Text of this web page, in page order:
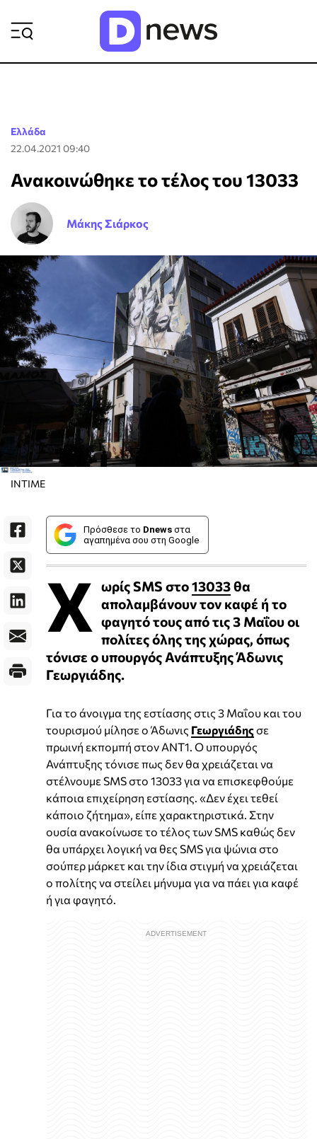
Ελλάδα
22.04.2021 09:40
Ανακοινώθηκε το τέλος του 13033
Μάκης Σιάρκος
INTIME
Πρόσθεσε το Dnews στα
αγαπημένα σου στη Google
Χ ωρίς SMS στο13033θα
απολαμβάνουν τον καφέ ή το
φαγητό τους από τις 3 Μαΐου οι
πολίτες όλης της χώρας, όπως
τόνισε ο υπουργός Ανάπτυξης Άδωνις
Γεωργιάδης.
Για το άνοιγμα της εστίασης στις 3 Μαΐου και του
τουρισμού μίλησε ο Άδωνις Γεωργιάδηςσε
πρωινή εκπομπή στον ΑΝΤ1. Ο υπουργός
Ανάπτυξης τόνισε πως δεν θα χρειάζεται να
στέλνουμε SMS στο 13033 για να επισκεφθούμε
κάποια επιχείρηση εστίασης. «Δεν έχει τεθεί
κάποιο ζήτημα», είπε χαρακτηριστικά. Στην
ουσία ανακοίνωσε το τέλος των SMS καθώς δεν
θα υπάρχει λογική να θες SMS για ψώνια στο
σούπερ μάρκετ και την ίδια στιγμή να χρειάζεται
ο πολίτης να στείλει μήνυμα για να πάει για καφέ
ή για φαγητό.